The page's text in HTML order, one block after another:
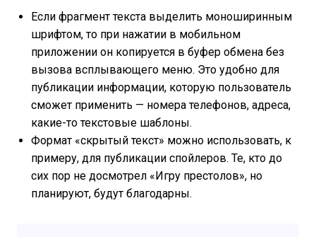
Если фрагмент текста выделить моноширинным
шрифтом, то при нажатии в мобильном
приложении он копируется в буфер обмена без
вызова всплывающего меню. Это удобно для
публикации информации, которую пользователь
сможет применить — номера телефонов, адреса,
какие-то текстовые шаблоны.
Формат «скрытый текст» можно использовать, к
примеру, для публикации спойлеров. Те, кто до
сих пор не досмотрел «Игру престолов», но
планируют, будут благодарны.